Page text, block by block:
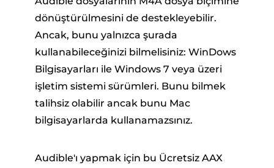
dönüştürülmesini de destekleyebilir.
Ancak, bunu yalnızca şurada
kullanabileceğinizi bilmelisiniz: WinDows
Bilgisayarları ile Windows 7 veya üzeri
işletim sistemi sürümleri. Bunu bilmek
talihsiz olabilir ancak bunu Mac
bilgisayarlarda kullanamazsınız.
Audible'ı yapmak için bu Ücretsiz AAX